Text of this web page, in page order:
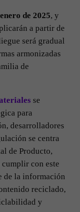
de 2025, y
a partir de
será gradual
armonizadas
de
se
para
desarrolladores
se centra
de Producto,
cumplir con este
de la información
reciclado,
y